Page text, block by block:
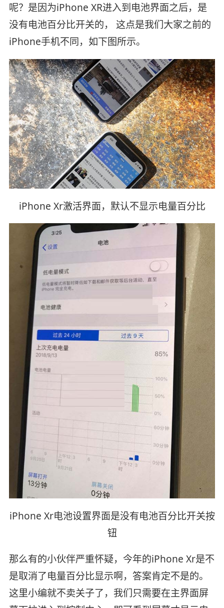
呢？是因为iPhone XR进入到电池界面之后，是
没有电池百分比开关的， 这点是我们大家之前的
iPhone手机不同，如下图所示。
iPhone Xr激活界面，默认不显示电量百分比
iPhone Xr电池设置界面是没有电池百分比开关按
钮
那么有的小伙伴严重怀疑，今年的iPhone Xr是不
是取消了电量百分比显示啊，答案肯定不是的。
这里小编就不卖关子了，我们只需要在主界面屏